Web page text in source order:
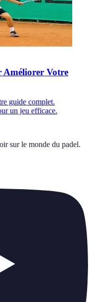
Améliorer Votre
guide complet.
un jeu efficace.
sur le monde du padel.